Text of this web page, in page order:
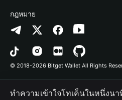
ติดต่อเรา
ทรัพยากรข้อมูลของแบรนด์
อาชีพ
Altcoin Season Index
Prediction Markets
DApp
RWA
ลิสต์โปรเจกต์
การตรวจจับการอนุญาต
การตรวจจับสัญญา
การโอนเป็นชุด
Arbitrum
Avalanche
Bitcoin
Polygon
กฎหมาย
นโยบายความเป็นส่วนตัว
ข้อตกลงในการใช้บริการ
© 2018-2026 Bitget Wallet All Rights
ทำความเข้าใจโทเค็นในหนึ่งนา